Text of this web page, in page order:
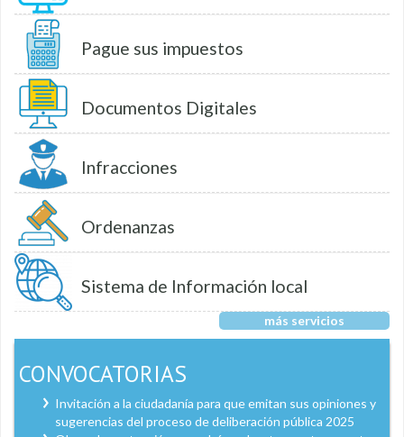
Pague sus impuestos
Documentos Digitales
Infracciones
Ordenanzas
Sistema de Información local
más servicios
CONVOCATORIAS
Invitación a la ciudadanía para que emitan sus opiniones y
sugerencias del proceso de deliberación pública 2025